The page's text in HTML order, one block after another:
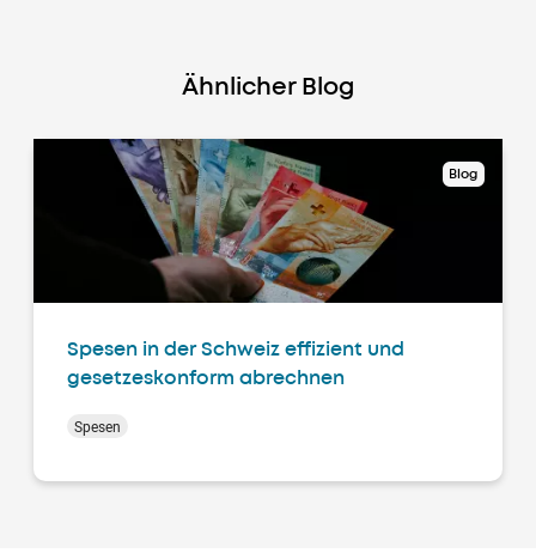
Ähnlicher Blog
Blog
Spesen in der Schweiz effizient und
gesetzeskonform abrechnen
Spesen